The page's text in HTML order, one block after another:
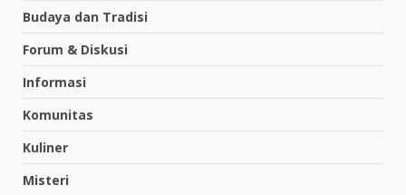
Budaya dan Tradisi
Forum & Diskusi
Informasi
Komunitas
Kuliner
Misteri